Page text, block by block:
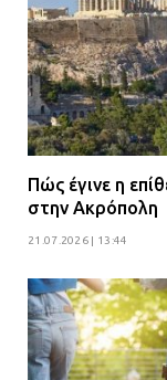
Πώς έγινε η
στην Ακρόπολη
21.07.2026 | 13:44